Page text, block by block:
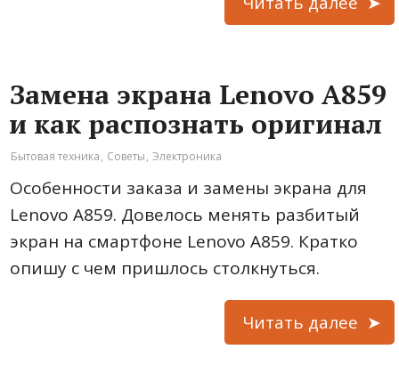
Замена экрана Lenovo A859
и как распознать оригинал
Бытовая техника, Советы, Электроника
Особенности заказа и замены экрана для
Lenovo A859. Довелось менять разбитый
экран на смартфоне Lenovo A859. Кратко
опишу с чем пришлось столкнуться.
Читать далее